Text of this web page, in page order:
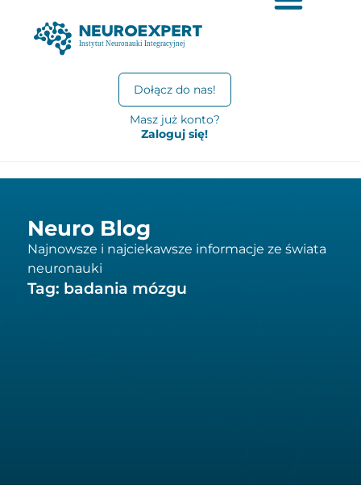
Dołącz do nas!
Masz już konto?
Zaloguj się!
Neuro Blog
Najnowsze i najciekawsze informacje ze świata
neuronauki
Tag: badania mózgu